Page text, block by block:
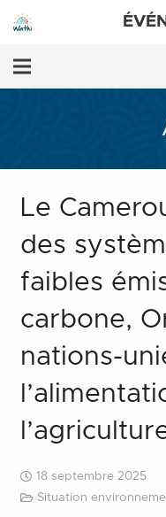
Le
des
faibles
carbone,
nations-
18 septembre 2025
Situation